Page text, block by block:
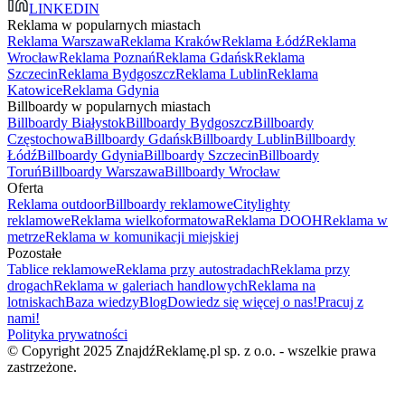
LINKEDIN
Reklama w popularnych miastach
Reklama WarszawaReklama KrakówReklama ŁódźReklama
WrocławReklama PoznańReklama GdańskReklama
SzczecinReklama BydgoszczReklama LublinReklama
KatowiceReklama Gdynia
Billboardy w popularnych miastach
Billboardy BiałystokBillboardy BydgoszczBillboardy
CzęstochowaBillboardy GdańskBillboardy LublinBillboardy
ŁódźBillboardy GdyniaBillboardy SzczecinBillboardy
ToruńBillboardy WarszawaBillboardy Wrocław
Oferta
Reklama outdoorBillboardy reklamoweCitylighty
reklamoweReklama wielkoformatowaReklama DOOHReklama w
metrzeReklama w komunikacji miejskiej
Pozostałe
Tablice reklamoweReklama przy autostradachReklama przy
drogachReklama w galeriach handlowychReklama na
lotniskachBaza wiedzyBlogDowiedz się więcej o nas!Pracuj z
nami!
Polityka prywatności
© Copyright 2025 ZnajdźReklamę.pl sp. z o.o. - wszelkie prawa
zastrzeżone.